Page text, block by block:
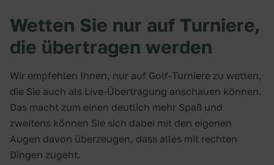
Wetten Sie nur auf Turniere,
die übertragen werden
Wir empfehlen Ihnen, nur auf Golf-Turniere zu wetten,
die Sie auch als Live-Übertragung anschauen können.
Das macht zum einen deutlich mehr Spaß und
zweitens können Sie sich dabei mit den eigenen
Augen davon überzeugen, dass alles mit rechten
Dingen zugeht.